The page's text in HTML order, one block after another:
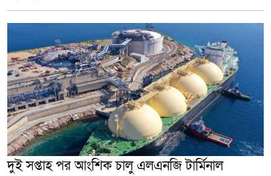
দুই সপ্তাহ পর আংশিক চালু এলএনজি টার্মিনাল